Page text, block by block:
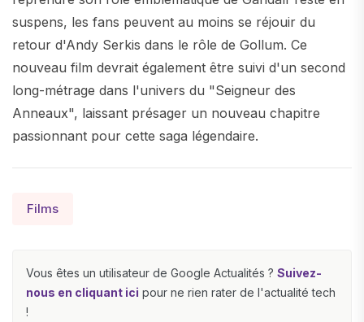
suspens, les fans peuvent au moins se réjouir du
retour d'Andy Serkis dans le rôle de Gollum. Ce
nouveau film devrait également être suivi d'un second
long-métrage dans l'univers du "Seigneur des
Anneaux", laissant présager un nouveau chapitre
passionnant pour cette saga légendaire.
Films
Vous êtes un utilisateur de Google Actualités ? Suivez-
nous en cliquant ici pour ne rien rater de l'actualité tech
!